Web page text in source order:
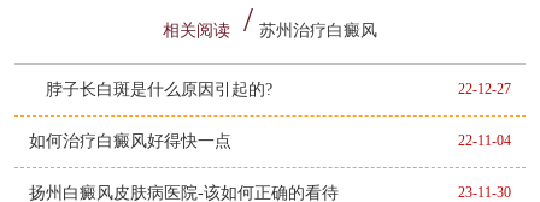
相关阅读 苏州治疗白癜风
脖子长白斑是什么原因引起的? 22-12-27
如何治疗白癜风好得快一点 22-11-04
扬州白癜风皮肤病医院-该如何正确的看待 23-11-30